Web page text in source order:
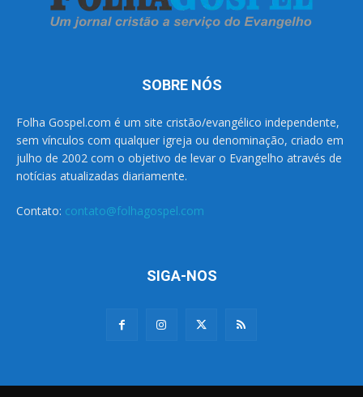
SOBRE NÓS
Folha Gospel.com é um site cristão/evangélico independente,
sem vínculos com qualquer igreja ou denominação, criado em
julho de 2002 com o objetivo de levar o Evangelho através de
notícias atualizadas diariamente.
Contato: contato@folhagospel.com
SIGA-NOS